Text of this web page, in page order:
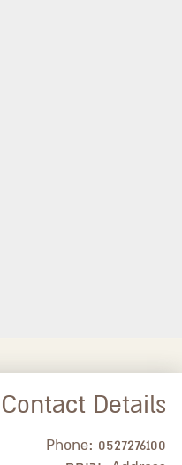
Contact Details
Phone: 0527276100